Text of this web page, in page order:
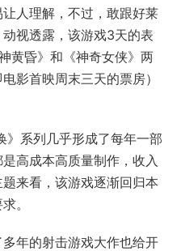
人理解，不过，敢跟好莱
视透露，该游戏3天的表
黄昏》和《神奇女侠》两
影首映周末三天的票房）
系列几乎形成了每年一部
高成本高质量制作，收入
来看，该游戏逐渐回归本
。
年的射击游戏大作也给开